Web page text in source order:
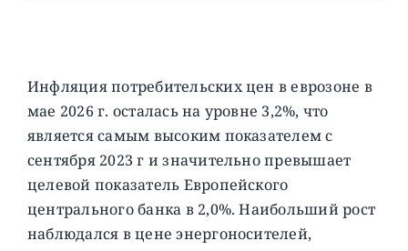
Инфляция потребительских цен в еврозоне в
мае 2026 г. осталась на уровне 3,2%, что
является самым высоким показателем с
сентября 2023 г и значительно превышает
целевой показатель Европейского
центрального банка в 2,0%.Наибольший рост
наблюдался в цене энергоносителей,